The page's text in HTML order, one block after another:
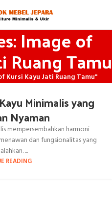
Image of
Ruang Tamu
Kursi Kayu Jati Ruang Tamu"
Minimalis yang
Nyaman
mempersembahkan harmoni
dan fungsionalitas yang
...
READING